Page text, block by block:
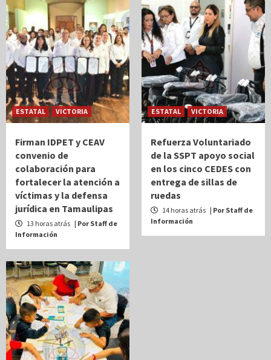
ESTATAL VICTORIA
Firman IDPET y CEAV
convenio de
colaboración para
fortalecer la atención a
víctimas y la defensa
jurídica en Tamaulipas
13 horas atrás | Por Staff de
Información
ESTATAL VICTORIA
Refuerza Voluntariado
de la SSPT apoyo social
en los cinco CEDES con
entrega de sillas de
ruedas
14 horas atrás | Por Staff de
Información